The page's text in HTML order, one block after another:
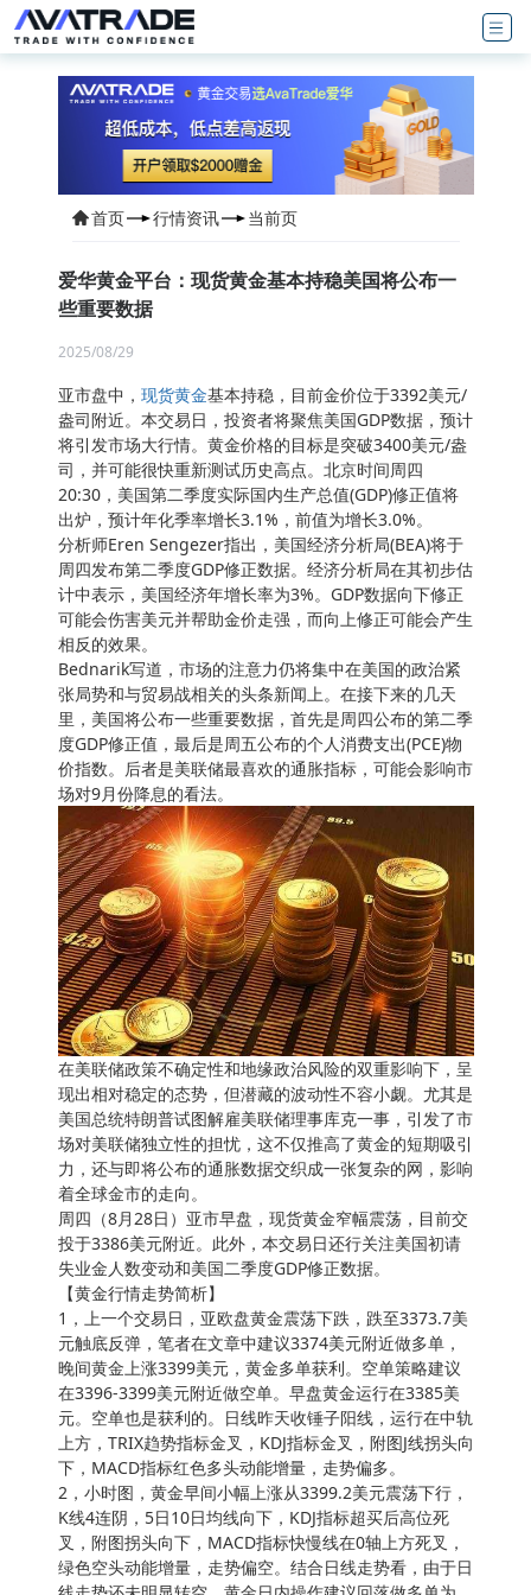
首页 行情资讯 当前页
爱华黄金平台：现货黄金基本持稳美国将公布一
些重要数据
2025/08/29
亚市盘中， 现货黄金基本持稳，目前金价位于3392美元/
盎司附近。本交易日，投资者将聚焦美国GDP数据，预计
将引发市场大行情。黄金价格的目标是突破3400美元/盎
司，并可能很快重新测试历史高点。北京时间周四
20:30，美国第二季度实际国内生产总值(GDP)修正值将
出炉，预计年化季率增长3.1%，前值为增长3.0%。
分析师Eren Sengezer指出，美国经济分析局(BEA)将于
周四发布第二季度GDP修正数据。经济分析局在其初步估
计中表示，美国经济年增长率为3%。GDP数据向下修正
可能会伤害美元并帮助金价走强，而向上修正可能会产生
相反的效果。
Bednarik写道，市场的注意力仍将集中在美国的政治紧
张局势和与贸易战相关的头条新闻上。在接下来的几天
里，美国将公布一些重要数据，首先是周四公布的第二季
度GDP修正值，最后是周五公布的个人消费支出(PCE)物
价指数。后者是美联储最喜欢的通胀指标，可能会影响市
场对9月份降息的看法。
在美联储政策不确定性和地缘政治风险的双重影响下，呈
现出相对稳定的态势，但潜藏的波动性不容小觑。尤其是
美国总统特朗普试图解雇美联储理事库克一事，引发了市
场对美联储独立性的担忧，这不仅推高了黄金的短期吸引
力，还与即将公布的通胀数据交织成一张复杂的网，影响
着全球金市的走向。
周四（8月28日）亚市早盘，现货黄金窄幅震荡，目前交
投于3386美元附近。此外，本交易日还行关注美国初请
失业金人数变动和美国二季度GDP修正数据。
【黄金行情走势简析】
1，上一个交易日，亚欧盘黄金震荡下跌，跌至3373.7美
元触底反弹，笔者在文章中建议3374美元附近做多单，
晚间黄金上涨3399美元，黄金多单获利。空单策略建议
在3396-3399美元附近做空单。早盘黄金运行在3385美
元。空单也是获利的。日线昨天收锤子阳线，运行在中轨
上方，TRIX趋势指标金叉，KDJ指标金叉，附图J线拐头向
下，MACD指标红色多头动能增量，走势偏多。
2，小时图，黄金早间小幅上涨从3399.2美元震荡下行，
K线4连阴，5日10日均线向下，KDJ指标超买后高位死
叉，附图拐头向下，MACD指标快慢线在0轴上方死叉，
绿色空头动能增量，走势偏空。结合日线走势看，由于日